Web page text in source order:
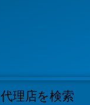
代理店を検索